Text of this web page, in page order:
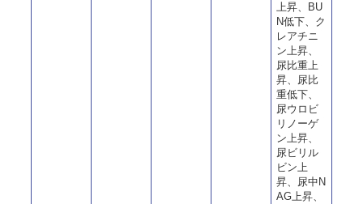
上昇、BU
N低下、ク
レアチニ
ン上昇、
尿比重上
昇、尿比
重低下、
尿ウロビ
リノーゲ
ン上昇、
尿ビリル
ビン上
昇、尿中N
AG上昇、